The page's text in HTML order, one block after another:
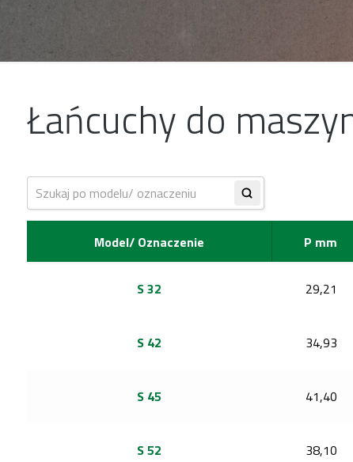
Łańcuchy do
Model/ Oznaczenie P mm
S 32 29,21
S 42 34,93
S 45 41,40
S 52 38,10